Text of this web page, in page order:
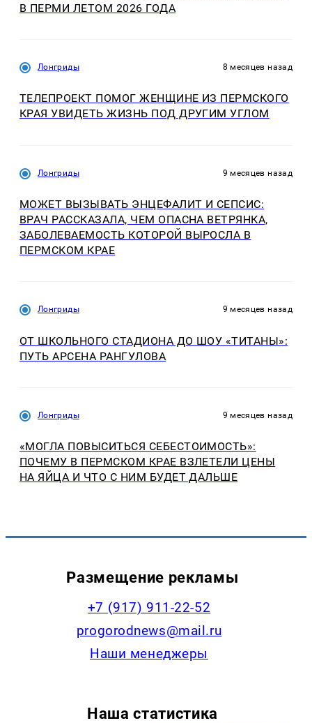
В ПЕРМИ ЛЕТОМ 2026 ГОДА
Лонгриды 8 месяцев назад
ТЕЛЕПРОЕКТ ПОМОГ ЖЕНЩИНЕ ИЗ ПЕРМСКОГО
КРАЯ УВИДЕТЬ ЖИЗНЬ ПОД ДРУГИМ УГЛОМ
Лонгриды 9 месяцев назад
МОЖЕТ ВЫЗЫВАТЬ ЭНЦЕФАЛИТ И СЕПСИС:
ВРАЧ РАССКАЗАЛА, ЧЕМ ОПАСНА ВЕТРЯНКА,
ЗАБОЛЕВАЕМОСТЬ КОТОРОЙ ВЫРОСЛА В
ПЕРМСКОМ КРАЕ
Лонгриды 9 месяцев назад
ОТ ШКОЛЬНОГО СТАДИОНА ДО ШОУ «ТИТАНЫ»:
ПУТЬ АРСЕНА РАНГУЛОВА
Лонгриды 9 месяцев назад
«МОГЛА ПОВЫСИТЬСЯ СЕБЕСТОИМОСТЬ»:
ПОЧЕМУ В ПЕРМСКОМ КРАЕ ВЗЛЕТЕЛИ ЦЕНЫ
НА ЯЙЦА И ЧТО С НИМ БУДЕТ ДАЛЬШЕ
Размещение рекламы
+7 (917) 911-22-52
progorodnews@mail.ru
Наши менеджеры
Наша статистика